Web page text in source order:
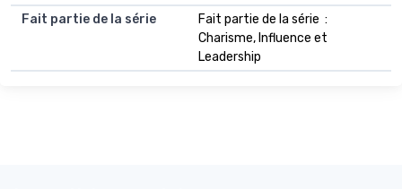
Fait partie de la série
Fait partie de la série ‏ : ‎
Charisme, Influence et
Leadership